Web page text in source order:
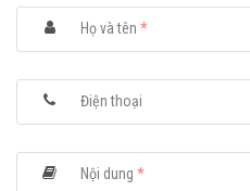
Họ và tên *
Điện thoại
Nội dung *